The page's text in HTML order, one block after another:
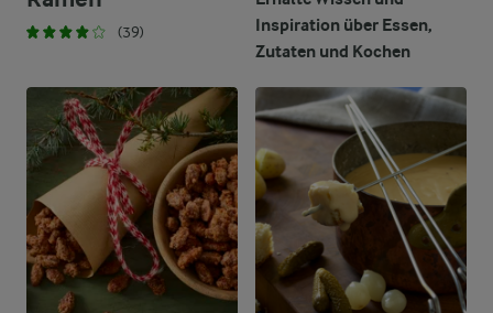
(39)
Inspiration über Essen,
Zutaten und Kochen